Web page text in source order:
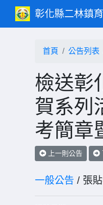
彰化縣二林鎮
首頁 公告列表
檢送彰
賀系列
考簡章
上一則公告
一般公告 / 張